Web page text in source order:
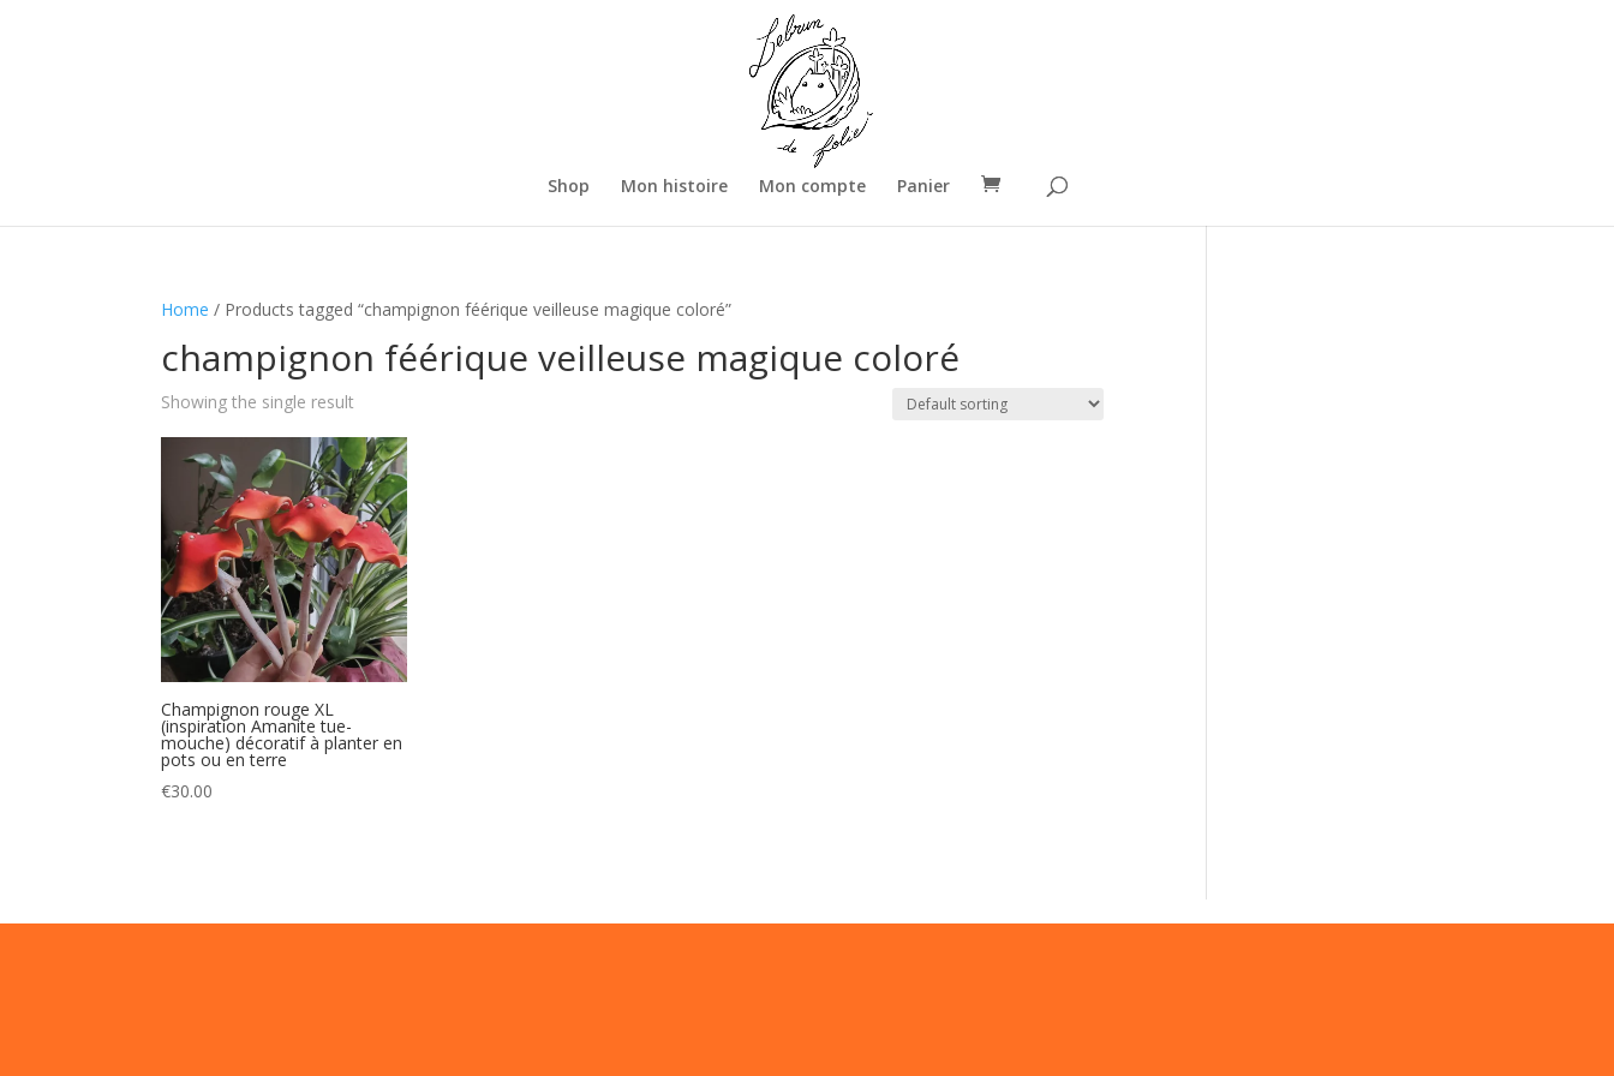
Shop Mon histoire Mon compte Panier
Home / Products tagged “champignon féérique veilleuse magique coloré”
champignon féérique veilleuse magique coloré
Showing the single result
Champignon rouge XL
(inspiration Amanite tue-
mouche) décoratif à planter en
pots ou en terre
€30.00